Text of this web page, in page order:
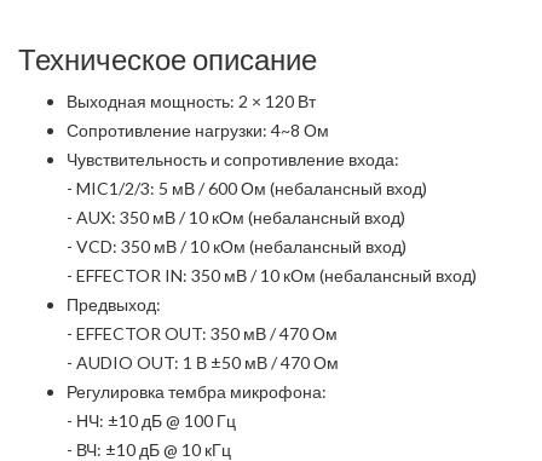
Техническое описание
Выходная мощность: 2 × 120 Вт
Сопротивление нагрузки: 4~8 Ом
Чувствительность и сопротивление входа:
- MIC1/2/3: 5 мВ / 600 Ом (небалансный вход)
- AUX: 350 мВ / 10 кОм (небалансный вход)
- VCD: 350 мВ / 10 кОм (небалансный вход)
- EFFECTOR IN: 350 мВ / 10 кОм (небалансный вход)
Предвыход:
- EFFECTOR OUT: 350 мВ / 470 Ом
- AUDIO OUT: 1 В ±50 мВ / 470 Ом
Регулировка тембра микрофона:
- НЧ: ±10 дБ @ 100 Гц
- ВЧ: ±10 дБ @ 10 кГц